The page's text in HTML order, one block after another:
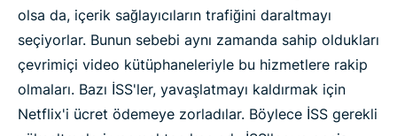
olsa da, içerik sağlayıcıların trafiğini daraltmayı
seçiyorlar. Bunun sebebi aynı zamanda sahip oldukları
çevrimiçi video kütüphaneleriyle bu hizmetlere rakip
olmaları. Bazı İSS'ler, yavaşlatmayı kaldırmak için
Netflix'i ücret ödemeye zorladılar. Böylece İSS gerekli